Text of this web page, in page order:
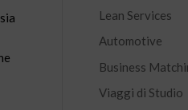
Lean Services
Automotive
Business
Viaggi di Studio